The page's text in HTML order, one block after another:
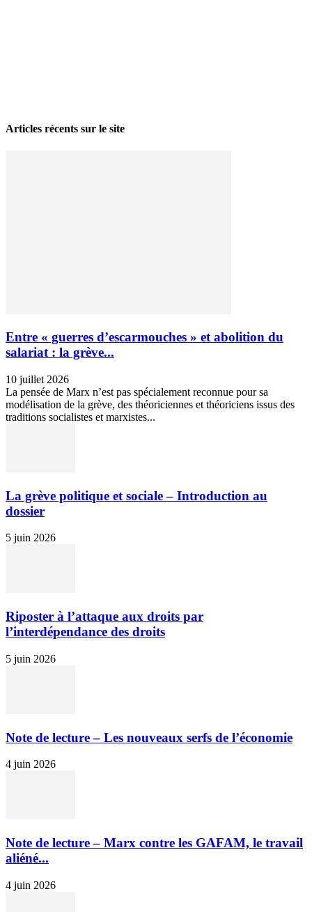
Articles récents sur le site
Entre « guerres d’escarmouches » et abolition du
salariat : la grève...
10 juillet 2026
La pensée de Marx n’est pas spécialement reconnue pour sa
modélisation de la grève, des théoriciennes et théoriciens issus des
traditions socialistes et marxistes...
La grève politique et sociale – Introduction au
dossier
5 juin 2026
Riposter à l’attaque aux droits par
l’interdépendance des droits
5 juin 2026
Note de lecture – Les nouveaux serfs de l’économie
4 juin 2026
Note de lecture – Marx contre les GAFAM, le travail
aliéné...
4 juin 2026